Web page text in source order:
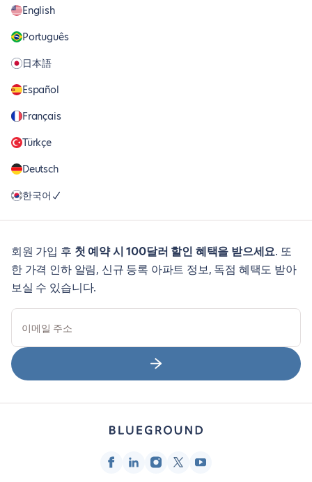
English
Português
日本語
Español
Français
Türkçe
Deutsch
한국어
회원 가입 후 첫 예약 시 100달러 할인 혜택을 받으세요. 또
한 가격 인하 알림, 신규 등록 아파트 정보, 독점 혜택도 받아
보실 수 있습니다.
이메일 주소